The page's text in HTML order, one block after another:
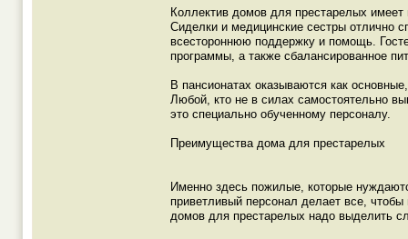
Коллектив домов для престарелых
Сиделки и медицинские сестры отлично
всестороннюю поддержку и помощь.
программы, а также сбалансированное
В пансионатах оказываются как
Любой, кто не в силах самостоятельно
это специально обученному персоналу.
Преимущества дома для престарелых
Именно здесь пожилые, которые
приветливый персонал делает все,
домов для престарелых надо выделить